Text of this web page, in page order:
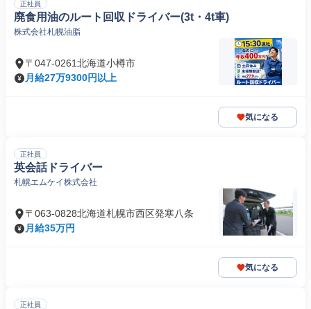
正社員
廃食用油のルート回収ドライバー(3t・4t車)
株式会社札幌油脂
〒047-0261北海道小樽市
月給27万9300円以上
気になる
正社員
英会話ドライバー
札幌エムケイ株式会社
〒063-0828北海道札幌市西区発寒八条
月給35万円
気になる
正社員